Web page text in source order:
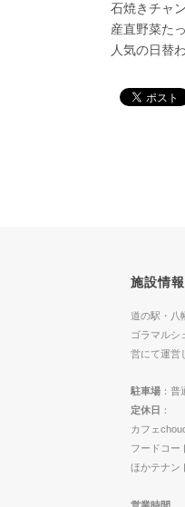
石焼きチャ
産直野菜た
人気の日替
施設情報
道の駅・八
ゴラマルシ
営にて運営
駐車場 ：
定休日 ：
カフェ
フードコー
ほかテナン